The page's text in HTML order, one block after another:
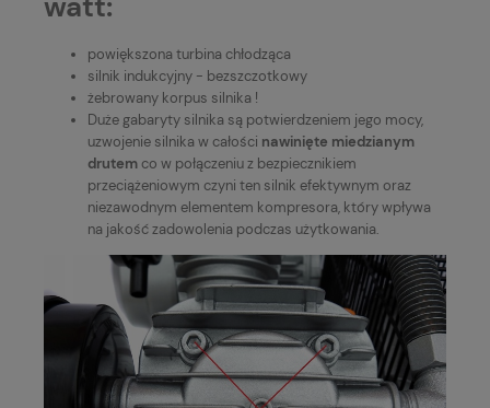
powiększona turbina chłodząca
silnik indukcyjny - bezszczotkowy
żebrowany korpus silnika !
Duże gabaryty silnika są potwierdzeniem jego mocy,
uzwojenie silnika w całości nawinięte miedzianym
drutemco w połączeniu z bezpiecznikiem
przeciążeniowym czyni ten silnik efektywnym oraz
niezawodnym elementem kompresora, który wpływa
na jakość zadowolenia podczas użytkowania.